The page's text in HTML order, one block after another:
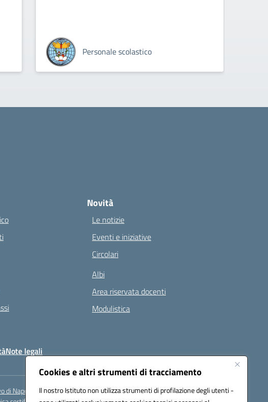
Cookies e altri strumenti di tracciamento
Il nostro Istituto non utilizza strumenti di profilazione degli utenti -
Personale scolastico
Novità
Le notizie
Eventi e iniziative
Circolari
Albi
Area riservata docenti
Modulistica
Note legali
Napoli